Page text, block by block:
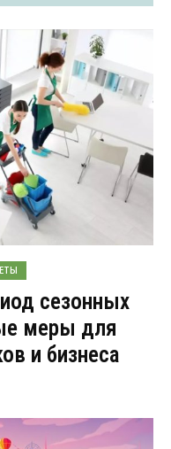
сезонных
меры для
и бизнеса